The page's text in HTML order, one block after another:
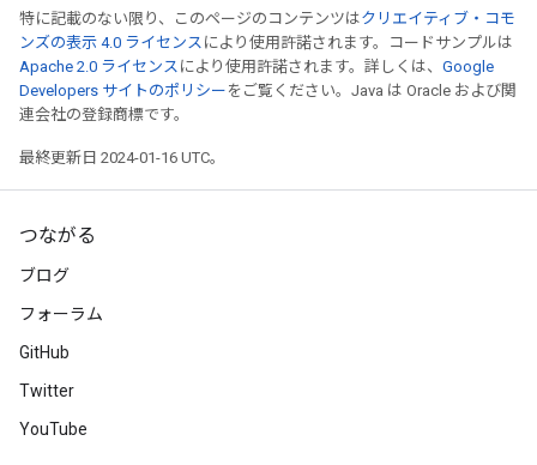
特に記載のない限り、このページのコンテンツはクリエイティブ・コモ
ンズの表示 4.0 ライセンス により使用許諾されます。コードサンプルは
Apache 2.0 ライセンス により使用許諾されます。詳しくは、 Google
Developers サイトのポリシー をご覧ください。Java は Oracle および関
連会社の登録商標です。
最終更新日 2024-01-16 UTC。
つながる
ブログ
フォーラム
GitHub
Twitter
YouTube